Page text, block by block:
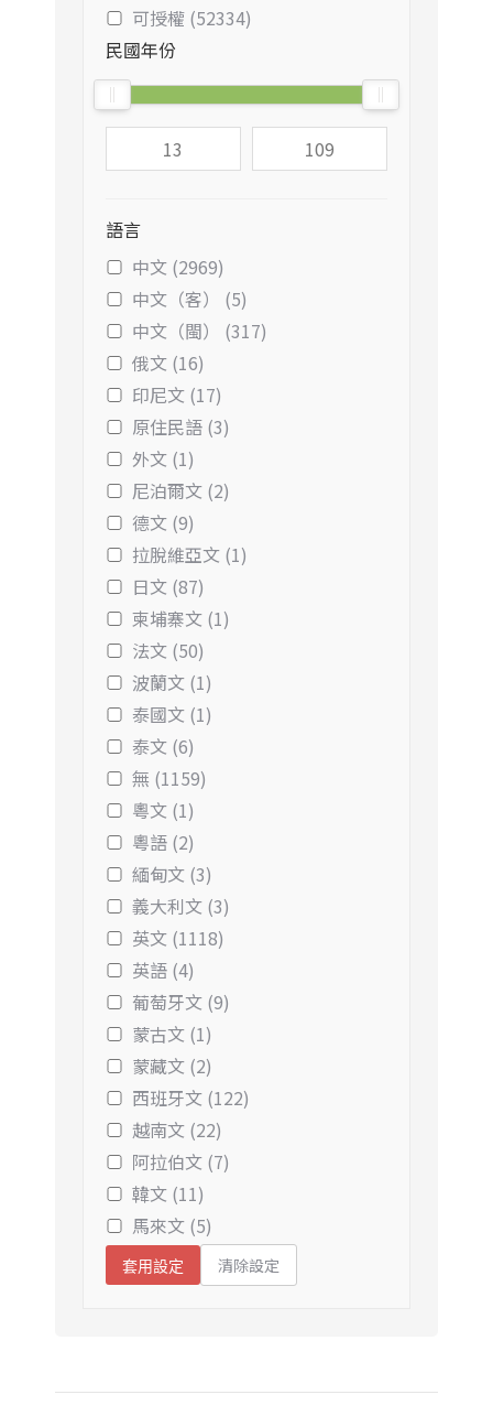
可授權 (52334)
民國年份
語言
中文 (2969)
中文（客） (5)
中文（閩） (317)
俄文 (16)
印尼文 (17)
原住民語 (3)
外文 (1)
尼泊爾文 (2)
德文 (9)
拉脫維亞文 (1)
日文 (87)
柬埔寨文 (1)
法文 (50)
波蘭文 (1)
泰國文 (1)
泰文 (6)
無 (1159)
粵文 (1)
粵語 (2)
緬甸文 (3)
義大利文 (3)
英文 (1118)
英語 (4)
葡萄牙文 (9)
蒙古文 (1)
蒙藏文 (2)
西班牙文 (122)
越南文 (22)
阿拉伯文 (7)
韓文 (11)
馬來文 (5)
套用設定 清除設定